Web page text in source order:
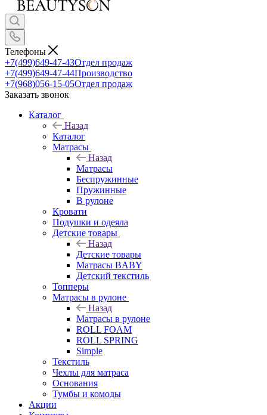
Телефоны
+7(499)649-47-43Отдел продаж
+7(499)649-47-44Производство
+7(968)056-15-05Отдел продаж
Заказать звонок
Каталог
Назад
Каталог
Матрасы
Назад
Матрасы
Беспружинные
Пружинные
В рулоне
Кровати
Подушки и одеяла
Детские товары
Назад
Детские товары
Матрасы BABY
Детский текстиль
Топперы
Матрасы в рулоне
Назад
Матрасы в рулоне
ROLL FOAM
ROLL SPRING
Simple
Текстиль
Чехлы для матраса
Основания
Тумбы и комоды
Акции